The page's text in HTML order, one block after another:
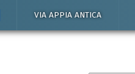
VIA APPIA ANTICA